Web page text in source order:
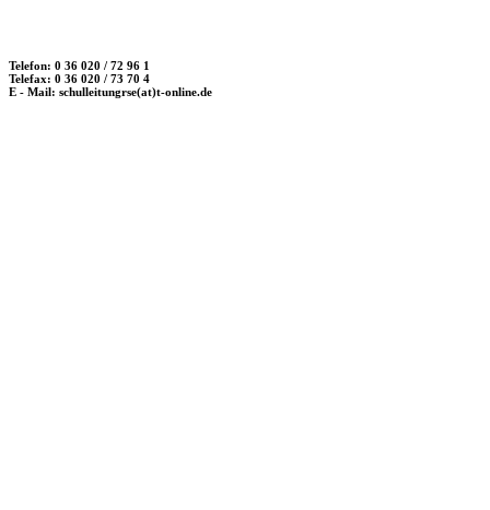
Telefon: 0 36 020 / 72 96 1
Telefax: 0 36 020 / 73 70 4
E - Mail: schulleitungrse(at)t-online.de